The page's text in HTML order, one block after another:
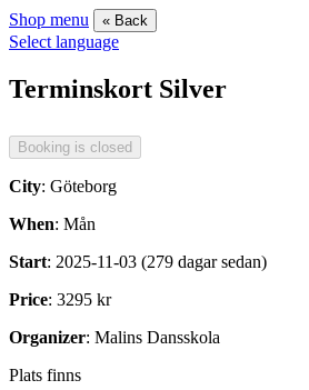
Shop menu « Back
Select language
Terminskort Silver
City: Göteborg
When: Mån
Start: 2025-11-03 (279 dagar sedan)
Price: 3295 kr
Organizer: Malins Dansskola
Plats finns